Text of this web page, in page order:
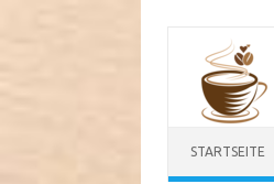
springen
STARTSEITE